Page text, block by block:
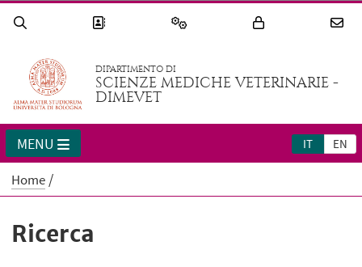
DIPARTIMENTO DI
SCIENZE MEDICHE VETERINARIE -
DIMEVET
IT EN
MENU
Home
Ricerca